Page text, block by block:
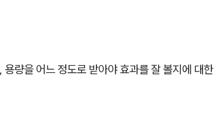
량을 어느 정도로 받아야 효과를 잘 볼지에 대